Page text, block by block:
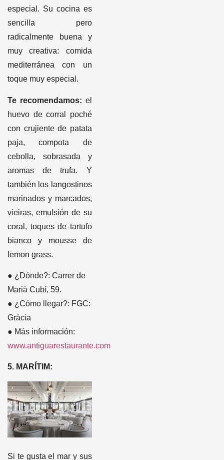
especial. Su cocina es
sencilla pero
radicalmente buena y
muy creativa: comida
mediterránea con un
toque muy especial.
Te recomendamos: el
huevo de corral poché
con crujiente de patata
paja, compota de
cebolla, sobrasada y
aromas de trufa. Y
también los langostinos
marinados y marcados,
vieiras, emulsión de su
coral, toques de tartufo
bianco y mousse de
lemon grass.
● ¿Dónde?: Carrer de
Marià Cubí, 59.
● ¿Cómo llegar?: FGC:
Gràcia
● Más información:
www.antiguarestaurante.com
5. MARÍTIM:
Si te gusta el mar y sus